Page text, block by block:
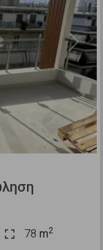
Next
78 m2